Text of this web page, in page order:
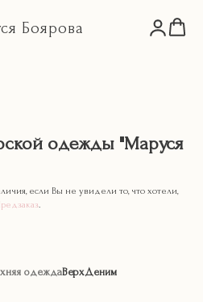
Боярова
одежды "Маруся
если Вы не увидели то, что хотели,
.
одеждаВерх Деним